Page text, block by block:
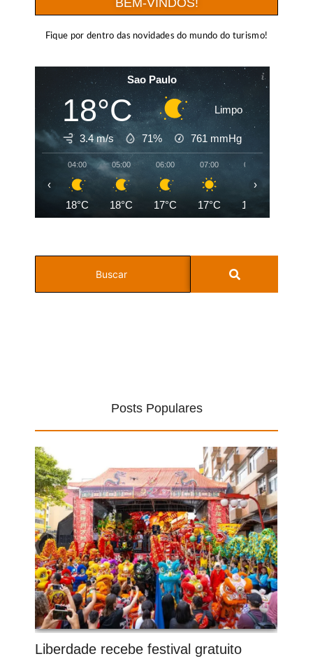
Fique por dentro das novidades do mundo do turismo!
Sao Paulo
18°C Limpo
3.4 m/s 71% 761 mmHg
04:00
18°C
05:00
18°C
06:00
17°C
07:00
17°C
08:00
19°C
‹ ›
Posts Populares
Liberdade recebe festival gratuito